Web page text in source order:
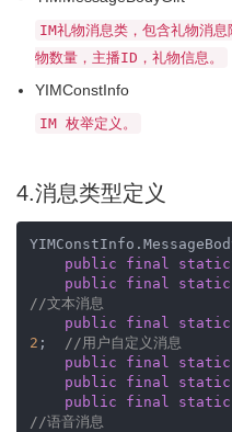
IM礼物消息类，包含礼物消
物数量，主播ID，礼物信息。
YIMConstInfo
IM 枚举定义。
4.消息类型定义
public
final static
public
final static
//文本消息
public
final static
2 ; //用户自定义消息
public
final static
public
final static
public
final static
//语音消息